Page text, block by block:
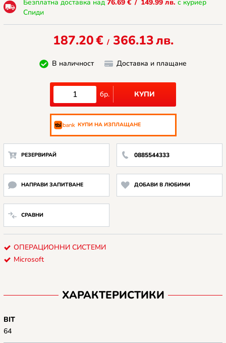
Безплатна доставка над 76.69 € / 149.99 лв. с куриер
Спиди
187.20€ / 366.13лв.
В наличност Доставка и плащане
бр. КУПИ
КУПИ НА ИЗПЛАЩАНЕ
РЕЗЕРВИРАЙ 0885544333
НАПРАВИ ЗАПИТВАНЕ ДОБАВИ В ЛЮБИМИ
СРАВНИ
ОПЕРАЦИОННИ СИСТЕМИ
Microsoft
ХАРАКТЕРИСТИКИ
BIT
64